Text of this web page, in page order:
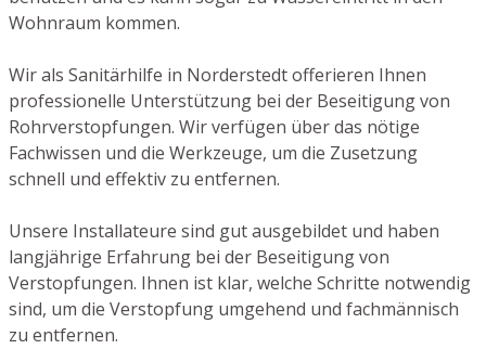
Wohnraum kommen.
Wir als Sanitärhilfe in Norderstedt offerieren Ihnen
professionelle Unterstützung bei der Beseitigung von
Rohrverstopfungen. Wir verfügen über das nötige
Fachwissen und die Werkzeuge, um die Zusetzung
schnell und effektiv zu entfernen.
Unsere Installateure sind gut ausgebildet und haben
langjährige Erfahrung bei der Beseitigung von
Verstopfungen. Ihnen ist klar, welche Schritte notwendig
sind, um die Verstopfung umgehend und fachmännisch
zu entfernen.